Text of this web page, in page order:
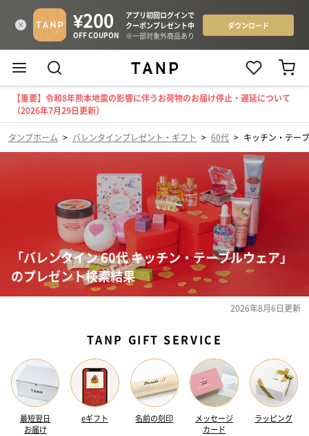
【重要】令和8年熊本地震の影響に伴うお荷物のお届け停止・遅延について
（2026年7月29日更新）
タンプホーム > バレンタインプレゼント・ギフト > 60代 > キッチン・テー
「バレンタイン 60代 キッチン・テーブルウェア」
のプレゼント検索結果
2026年8月6日更新
TANP GIFT SERVICE
最短翌日
お届け
eギフト 名前の刻印
メッセージ
カード
ラッピング